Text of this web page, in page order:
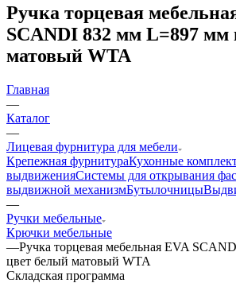
Ручка торцевая
SCANDI 832 мм L=897 мм
матовый WTA
Главная
—
Каталог
—
Лицевая фурнитура для мебели
Крепежная фурнитураКухонные
выдвиженияСистемы для открывания
выдвижной механизмБутылочницы
—
Ручки мебельные
Крючки мебельные
—Ручка торцевая мебельная EVA
цвет белый матовый WTA
Складская программа